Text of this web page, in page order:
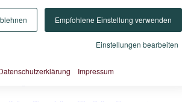
Einstellungen bearbeiten
Empfohlene Einstellung verwenden
Impressum
Unser Tipp
nach Ihrem Bedarf Ihr Virtuelles Büro oder